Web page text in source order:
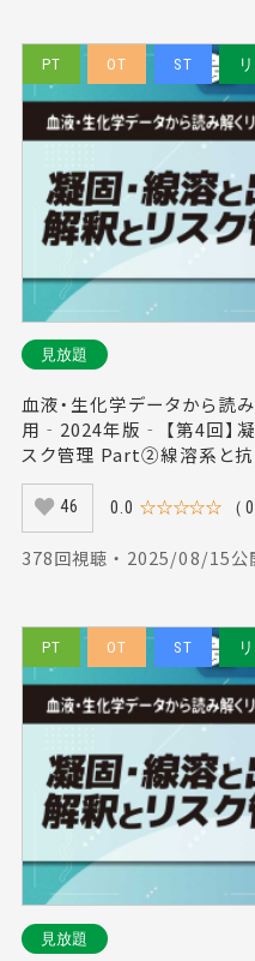
PT OT ST
見放題
血液・生化学データから読
用‐2024年版‐ 【第4回】
スク管理 Part②線溶系と
46 0.0 ☆☆☆☆☆
378回視聴 ・ 2025/08/15公
PT OT ST
見放題